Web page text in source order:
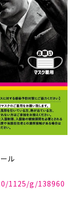
ル
1125/g/138960